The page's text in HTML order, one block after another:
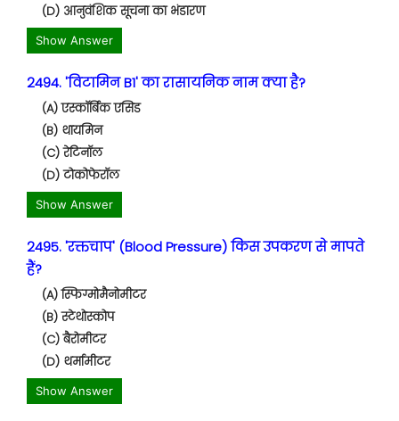
(D) आनुवंशिक सूचना का भंडारण
Show Answer
2494. 'विटामिन B1' का रासायनिक नाम क्या है?
(A) एस्कॉर्बिक एसिड
(B) थायमिन
(C) रेटिनॉल
(D) टोकोफेरॉल
Show Answer
2495. 'रक्तचाप' (Blood Pressure) किस उपकरण से मापते
हैं?
(A) स्फिग्मोमैनोमीटर
(B) स्टेथोस्कोप
(C) बैरोमीटर
(D) थर्मामीटर
Show Answer